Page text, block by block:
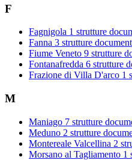
F
Fagnigola 1 strutture
Fanna 3 strutture
Fiume Veneto 9 strutture
Fontanafredda 6 strutture
Frazione di Villa D'arco 1
M
Maniago 7 strutture
Meduno 2 strutture
Montereale Valcellina 2
Morsano al Tagliamento 1